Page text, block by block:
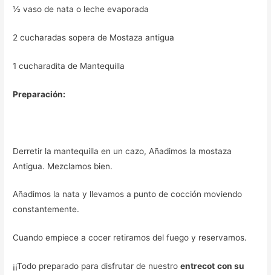
½ vaso de nata o leche evaporada
2 cucharadas sopera de Mostaza antigua
1 cucharadita de Mantequilla
Preparación:
Derretir la mantequilla en un cazo, Añadimos la mostaza
Antigua. Mezclamos bien.
Añadimos la nata y llevamos a punto de cocción moviendo
constantemente.
Cuando empiece a cocer retiramos del fuego y reservamos.
¡¡Todo preparado para disfrutar de nuestroentrecot con su